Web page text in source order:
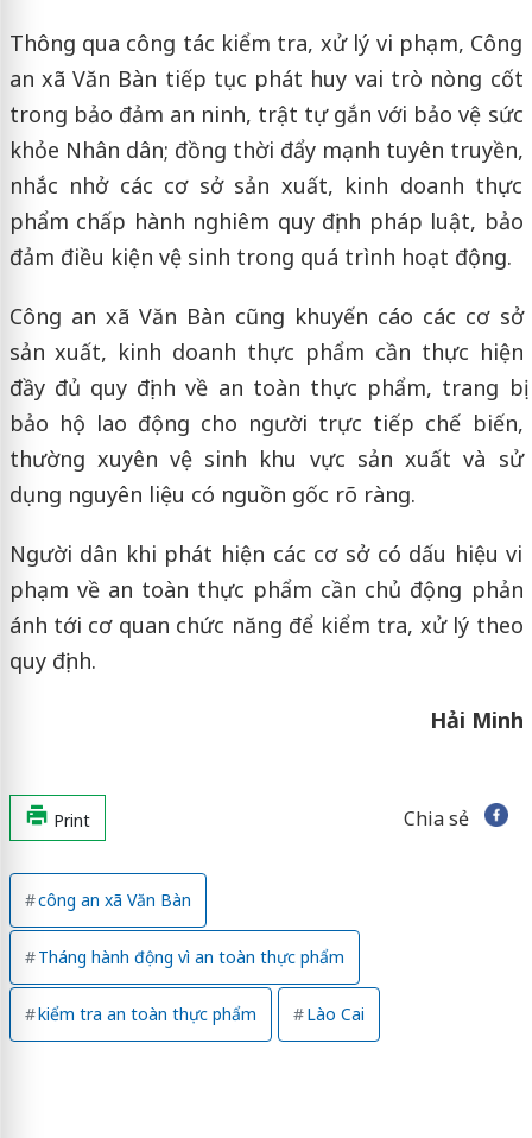
Thông qua công tác kiểm tra, xử lý vi phạm, Công
an xã Văn Bàn tiếp tục phát huy vai trò nòng cốt
trong bảo đảm an ninh, trật tự gắn với bảo vệ sức
khỏe Nhân dân; đồng thời đẩy mạnh tuyên truyền,
nhắc nhở các cơ sở sản xuất, kinh doanh thực
phẩm chấp hành nghiêm quy định pháp luật, bảo
đảm điều kiện vệ sinh trong quá trình hoạt động.
Công an xã Văn Bàn cũng khuyến cáo các cơ sở
sản xuất, kinh doanh thực phẩm cần thực hiện
đầy đủ quy định về an toàn thực phẩm, trang bị
bảo hộ lao động cho người trực tiếp chế biến,
thường xuyên vệ sinh khu vực sản xuất và sử
dụng nguyên liệu có nguồn gốc rõ ràng.
Người dân khi phát hiện các cơ sở có dấu hiệu vi
phạm về an toàn thực phẩm cần chủ động phản
ánh tới cơ quan chức năng để kiểm tra, xử lý theo
quy định.
Hải Minh
Print Chia sẻ
công an xã Văn Bàn
Tháng hành động vì an toàn thực phẩm
kiểm tra an toàn thực phẩm Lào Cai